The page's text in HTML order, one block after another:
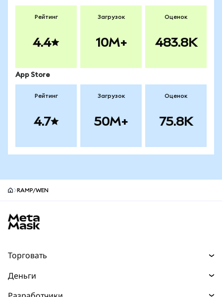
Рейтинг
4.4
Загрузок
10M+
Оценок
483.8K
App Store
Рейтинг
4.7
Загрузок
50M+
Оценок
75.8K
RAMP/WEN
Торговать
Деньги